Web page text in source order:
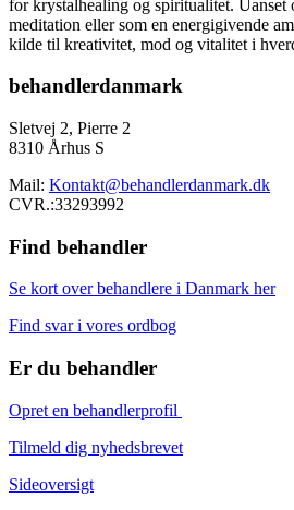
for krystalhealing og spiritualitet. Uanset
meditation eller som en energigivende
kilde til kreativitet, mod og vitalitet i
behandlerdanmark
Sletvej 2, Pierre 2
8310 Århus S
Mail: Kontakt@behandlerdanmark.dk
CVR.:33293992
Find behandler
Se kort over behandlere i Danmark her
Find svar i vores ordbog
Er du behandler
Opret en behandlerprofil
Tilmeld dig nyhedsbrevet
Sideoversigt